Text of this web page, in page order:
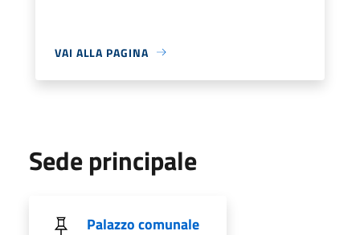
VAI ALLA PAGINA
Sede principale
Palazzo comunale